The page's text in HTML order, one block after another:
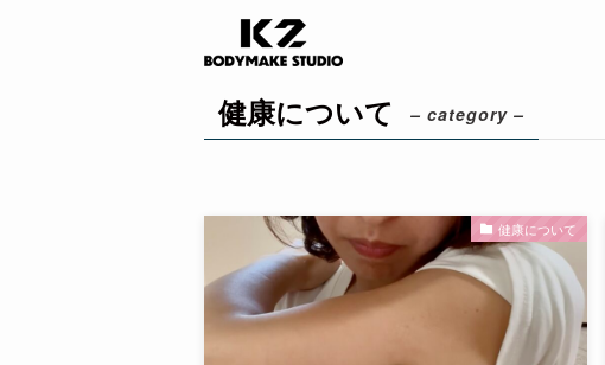
健康について – category –
健康について